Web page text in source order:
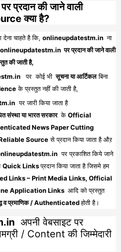
की जाने वाली
क्या है?
देना चाहते है कि, onlineupdatestm.in ना
onlineupdatestm.in पर प्रदान की जाने वाली
की जाती है,
पर कोई भी सूचना या आर्टिकलबिना
के प्रस्तुत नहीं की जाती है,
पर जारी किया जाता है
संस्था या भारत सरकार के Official
News Paper Cutting
Sourceसे प्रदान किया जाता है औऱ
पर प्रकाशित किये जाने
Quick Linksप्रदान किया जाता है जिसमे हम
Links – Print Media Links, Official
Application Links आदि को प्रस्तुत
व प्रमाणिक / Authenticatedहोती है।
अपनी वेबसाइट पर
/ Content की जिम्मेदारी